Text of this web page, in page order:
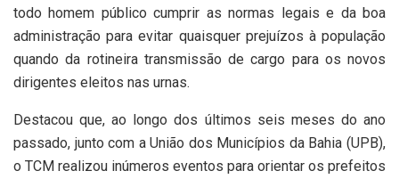
todo homem público cumprir as normas legais e da boa
administração para evitar quaisquer prejuízos à população
quando da rotineira transmissão de cargo para os novos
dirigentes eleitos nas urnas.
Destacou que, ao longo dos últimos seis meses do ano
passado, junto com a União dos Municípios da Bahia (UPB),
o TCM realizou inúmeros eventos para orientar os prefeitos